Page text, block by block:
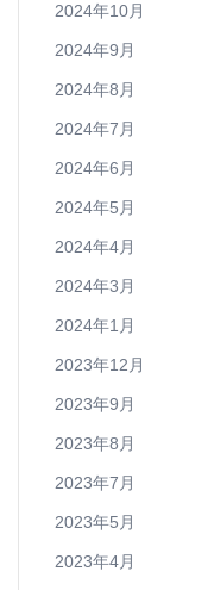
2024年10月
2024年9月
2024年8月
2024年7月
2024年6月
2024年5月
2024年4月
2024年3月
2024年1月
2023年12月
2023年9月
2023年8月
2023年7月
2023年5月
2023年4月